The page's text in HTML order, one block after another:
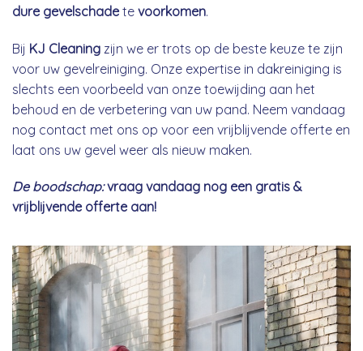
dure gevelschadete voorkomen.
Bij KJ Cleaning zijn we er trots op de beste keuze te zijn
voor uw gevelreiniging. Onze expertise in dakreiniging is
slechts een voorbeeld van onze toewijding aan het
behoud en de verbetering van uw pand. Neem vandaag
nog contact met ons op voor een vrijblijvende offerte en
laat ons uw gevel weer als nieuw maken.
De boodschap:vraag vandaag nog een gratis &
vrijblijvende offerte aan!